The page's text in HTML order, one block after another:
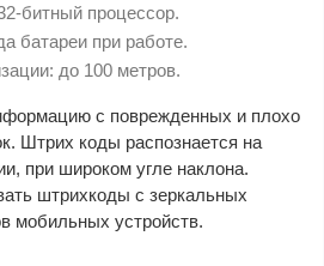
битный процессор.
батареи при работе.
до 100 метров.
с поврежденных и плохо
Штрих коды распознается на
при широком угле наклона.
штрихкоды с зеркальных
мобильных устройств.